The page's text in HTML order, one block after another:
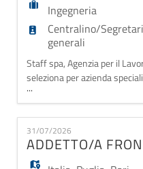
IT
DE
ES
PT
Ingegneria
Centralino/
generali
Staff spa, Agenzia per il
seleziona per azienda
progettazione e gestione di
infrastrutturali nei settori
siamo alla ricerca di una
BACK OFFICE PART-TIME
Gestione delle pratiche
...
31/07/2026
ADDETTO/A